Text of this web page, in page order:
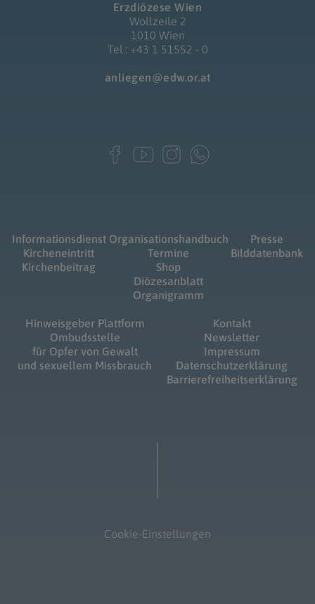
Erzdiözese Wien
Wollzeile 2
1010 Wien
Tel.: +43 1 51552 - 0
anliegen@edw.or.at
Informationsdienst
Kircheneintritt
Kirchenbeitrag
Organisationshandbuch
Termine
Shop
Diözesanblatt
Organigramm
Presse
Bilddatenbank
Hinweisgeber Plattform
Ombudsstelle
für Opfer von Gewalt
und sexuellem Missbrauch
Kontakt
Newsletter
Impressum
Datenschutzerklärung
Barrierefreiheitserklärung
Cookie-Einstellungen